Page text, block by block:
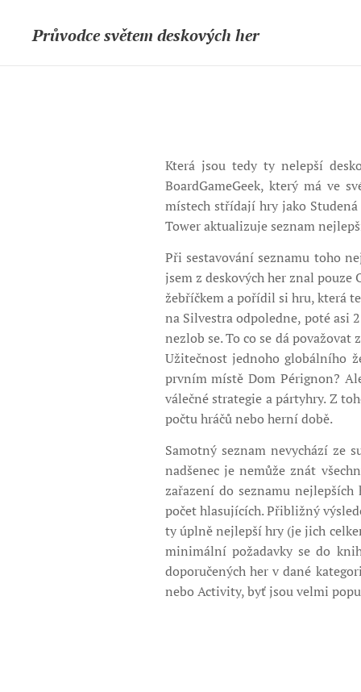
Průvodce světem deskových her
Která jsou tedy ty nelepší
BoardGameGeek, který má ve
místech střídají hry jako Studená
Tower aktualizuje seznam
Při sestavování seznamu toho
jsem z deskových her znal pouze
žebříčkem a pořídil si hru, která
na Silvestra odpoledne, poté asi
nezlob se. To co se dá
Užitečnost jednoho globálního
prvním místě Dom Pérignon?
válečné strategie a pártyhry. Z
počtu hráčů nebo herní době.
Samotný seznam nevychází ze
nadšenec je nemůže znát
zařazení do seznamu
počet hlasujících. Přibližný
ty úplně nejlepší hry (je jich
minimální požadavky se do
doporučených her v dané
nebo Activity, byť jsou velmi